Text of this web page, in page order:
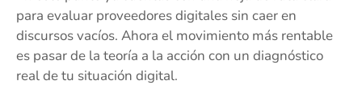
para evaluar proveedores digitales sin caer en
discursos vacíos. Ahora el movimiento más rentable
es pasar de la teoría a la acción con un diagnóstico
real de tu situación digital.